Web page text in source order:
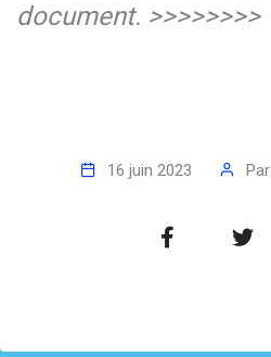
document. >>>>>>>>
16 juin 2023 Par